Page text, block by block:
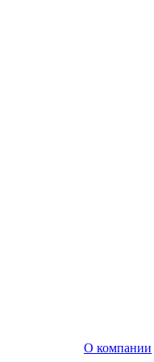
О компании